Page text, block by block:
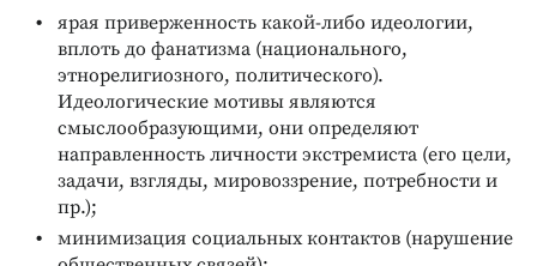
ярая приверженность какой-либо идеологии,
вплоть до фанатизма (национального,
этнорелигиозного, политического).
Идеологические мотивы являются
смыслообразующими, они определяют
направленность личности экстремиста (его цели,
задачи, взгляды, мировоззрение, потребности и
пр.);
минимизация социальных контактов (нарушение